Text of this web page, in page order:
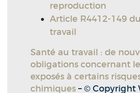
reproduction
Article R4412-149
travail
Santé au travail : de
obligations concernant
exposés à certains
chimiques – © Copyright